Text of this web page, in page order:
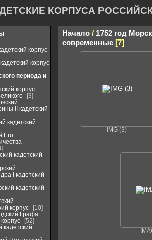
КОРПУСА
корпус
корпус
периода и
корпус
3
II кадетский
кадетский
Его
кадетский
I кадетский
кадетский
корпус
10
Графа
52
кадетский
Начало/ 1752 год
современные 7
IMG (3)